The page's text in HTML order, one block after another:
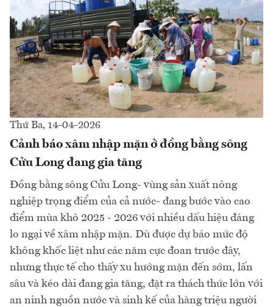
Thứ Ba, 14-04-2026
Cảnh báo xâm nhập mặn ở đồng bằng sông
Cửu Long đang gia tăng
Đồng bằng sông Cửu Long- vùng sản xuất nông
nghiệp trọng điểm của cả nước- đang bước vào cao
điểm mùa khô 2025 - 2026 với nhiều dấu hiệu đáng
lo ngại về xâm nhập mặn. Dù được dự báo mức độ
không khốc liệt như các năm cực đoan trước đây,
nhưng thực tế cho thấy xu hướng mặn đến sớm, lấn
sâu và kéo dài đang gia tăng, đặt ra thách thức lớn với
an ninh nguồn nước và sinh kế của hàng triệu người